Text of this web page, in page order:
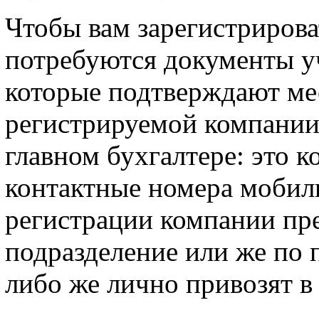
Чтобы вам
потребуются документы
которые подтверждают
регистрируемой
главном бухгалтере: это
контактные номера
регистрации компании
подразделение или же
либо же лично привозят